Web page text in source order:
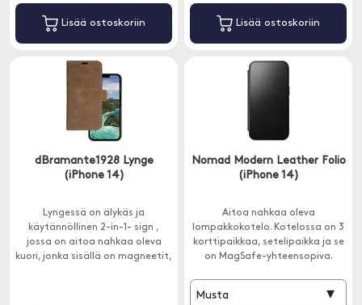
Lisää ostoskoriin Lisää ostoskoriin
dBramante1928 Lynge
(iPhone 14)
Lyngessä on älykäs ja
käytännöllinen 2-in-1- sign ,
jossa on aitoa nahkaa oleva
kuori, jonka sisällä on magneetit,
Nomad Modern Leather Folio
(iPhone 14)
Aitoa nahkaa oleva
lompakkokotelo. Kotelossa on 3
korttipaikkaa, setelipaikka ja se
on MagSafe-yhteensopiva.
Musta ▾